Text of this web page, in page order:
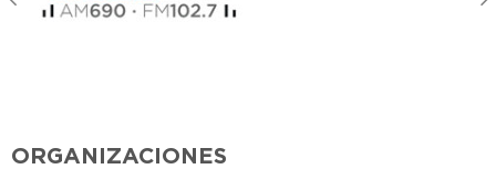
ORGANIZACIONES